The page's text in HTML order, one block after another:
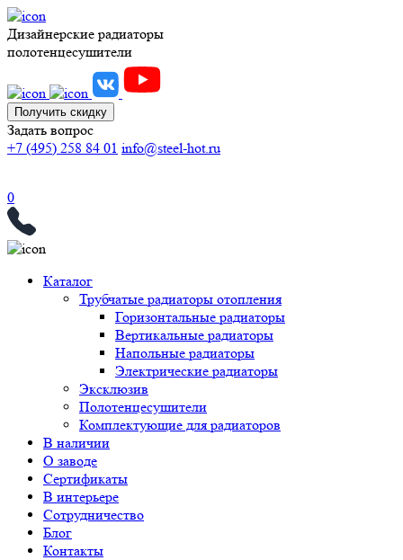
Дизайнерские радиаторы
полотенцесушители
Получить скидку
Задать вопрос
+7 (495) 258 84 01 info@steel-hot.ru
0
Каталог
Трубчатые радиаторы отопления
Горизонтальные радиаторы
Вертикальные радиаторы
Напольные радиаторы
Электрические радиаторы
Эксклюзив
Полотенцесушители
Комплектующие для радиаторов
В наличии
О заводе
Сертификаты
В интерьере
Сотрудничество
Блог
Контакты